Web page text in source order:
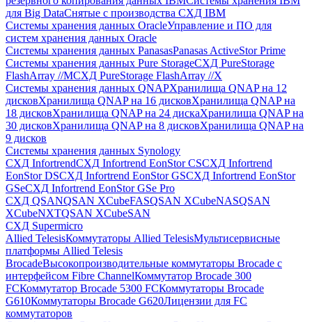
для Big DataСнятые с производства СХД IBM
Системы хранения данных OracleУправление и ПО для
систем хранения данных Oracle
Системы хранения данных PanasasPanasas ActiveStor Prime
Системы хранения данных Pure StorageСХД PureStorage
FlashArray //MСХД PureStorage FlashArray //X
Системы хранения данных QNAPХранилища QNAP на 12
дисковХранилища QNAP на 16 дисковХранилища QNAP на
18 дисковХранилища QNAP на 24 дискаХранилища QNAP на
30 дисковХранилища QNAP на 8 дисковХранилища QNAP на
9 дисков
Системы хранения данных Synology
СХД InfortrendСХД Infortrend EonStor CSСХД Infortrend
EonStor DSСХД Infortrend EonStor GSСХД Infortrend EonStor
GSeСХД Infortrend EonStor GSe Pro
СХД QSANQSAN XCubeFASQSAN XCubeNASQSAN
XCubeNXTQSAN XCubeSAN
СХД Supermicro
Allied TelesisКоммутаторы Allied TelesisМультисервисные
платформы Allied Telesis
BrocadeВысокопроизводительные коммутаторы Brocade с
интерфейсом Fibre ChannelКоммутатор Brocade 300
FCКоммутатор Brocade 5300 FCКоммутаторы Brocade
G610Коммутаторы Brocade G620Лицензии для FC
коммутаторов